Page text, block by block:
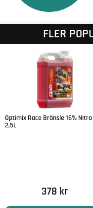
FLER
Optimix Race Bränsle 16% Nitro
2,5L
378 kr